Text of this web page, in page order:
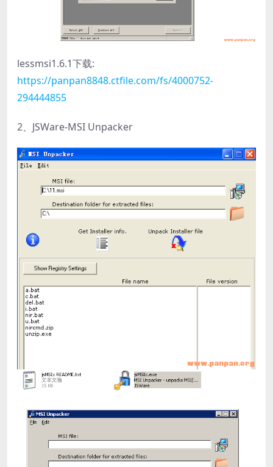
lessmsi1.6.1下载:
https://panpan8848.ctfile.com/fs/4000752-
294444855
2、JSWare-MSI Unpacker